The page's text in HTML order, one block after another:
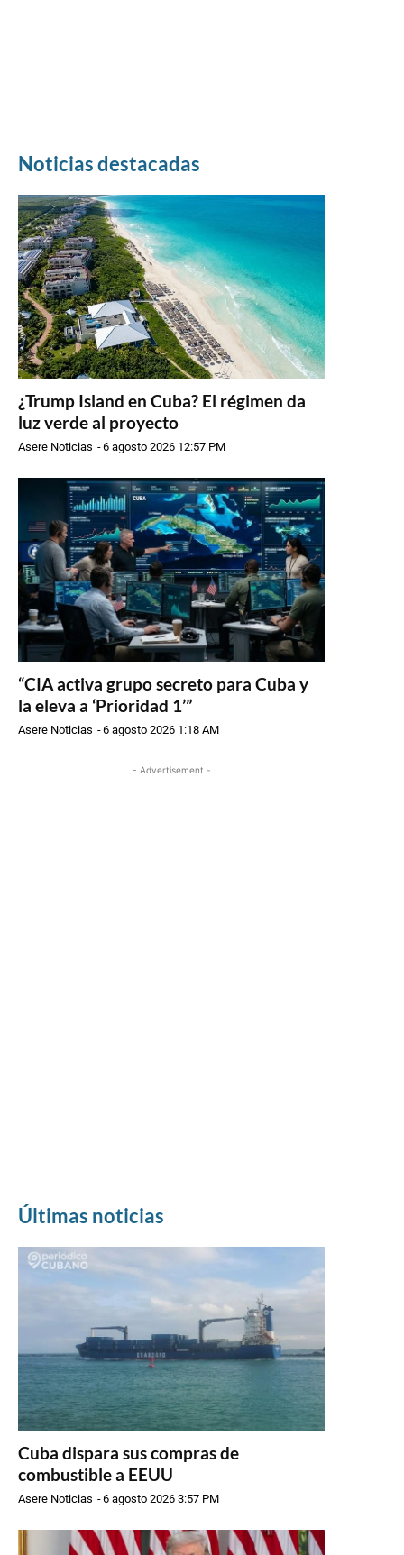
Noticias destacadas
¿Trump Island en Cuba? El régimen da
luz verde al proyecto
Asere Noticias -6 agosto 2026 12:57 PM
“CIA activa grupo secreto para Cuba y
la eleva a ‘Prioridad 1’”
Asere Noticias -6 agosto 2026 1:18 AM
- Advertisement -
Últimas noticias
Cuba dispara sus compras de
combustible a EEUU
Asere Noticias -6 agosto 2026 3:57 PM